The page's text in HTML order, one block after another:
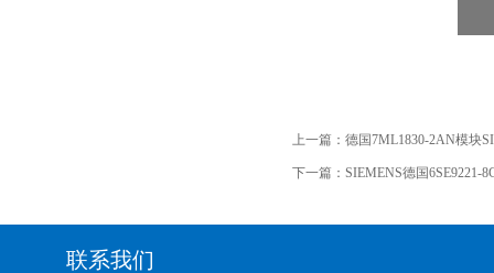
上一篇： 德国7ML1830-2AN模块
下一篇： SIEMENS德国6SE9221-
联系我们